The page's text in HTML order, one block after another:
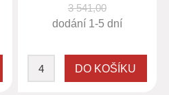
3 541,00
dodání 1-5 dní